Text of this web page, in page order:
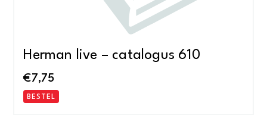
Herman live – catalogus 610
€7,75
BESTEL